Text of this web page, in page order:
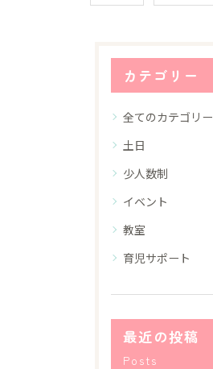
カテゴリー
全てのカテゴリー
土日
少人数制
イベント
教室
育児サポート
最近の投稿
Posts